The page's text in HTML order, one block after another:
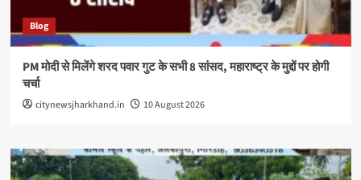
Blog
PM मोदी से मिलेंगे शरद पवार गुट के सभी 8 सांसद, महाराष्ट्र के मुद्दों पर होगी
चर्चा
citynewsjharkhand.in 10 August 2026